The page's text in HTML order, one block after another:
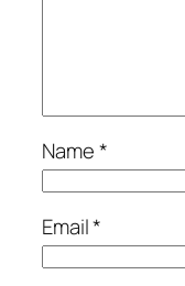
Name*
Email*